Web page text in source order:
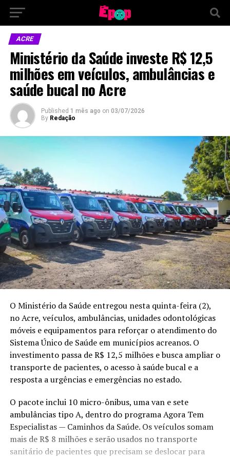
ACRE
Ministério da Saúde investe R$ 12,5
milhões em veículos, ambulâncias e
saúde bucal no Acre
Published 1 mês ago on 03/07/2026
By Redação
O Ministério da Saúde entregou nesta quinta-feira (2),
no Acre, veículos, ambulâncias, unidades odontológicas
móveis e equipamentos para reforçar o atendimento do
Sistema Único de Saúde em municípios acreanos. O
investimento passa de R$ 12,5 milhões e busca ampliar o
transporte de pacientes, o acesso à saúde bucal e a
resposta a urgências e emergências no estado.
O pacote inclui 10 micro-ônibus, uma van e sete
ambulâncias tipo A, dentro do programa Agora Tem
Especialistas — Caminhos da Saúde. Os veículos somam
mais de R$ 8 milhões e serão usados no transporte
sanitário de pacientes que precisam se deslocar para